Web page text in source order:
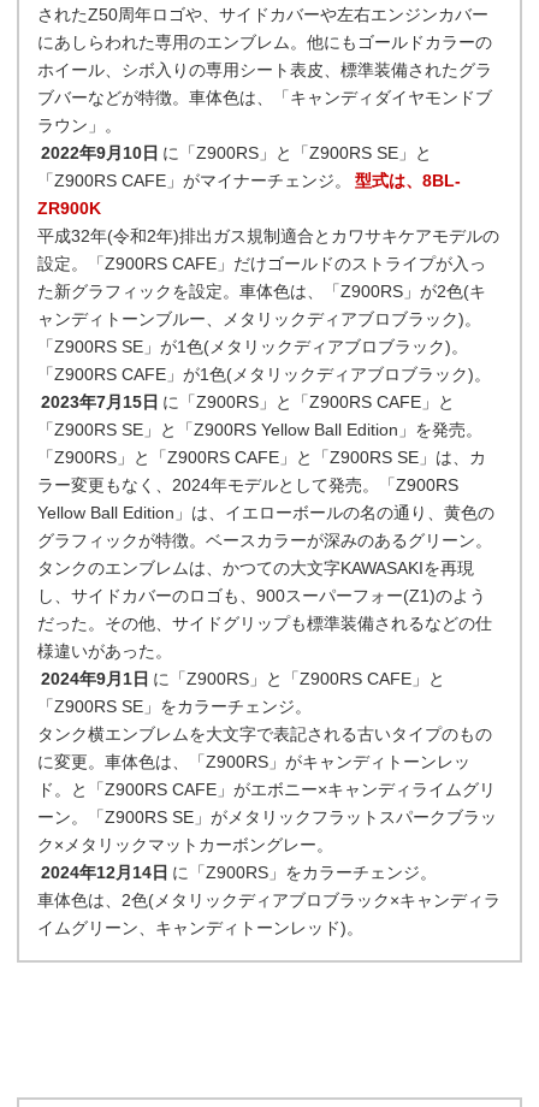
されたZ50周年ロゴや、サイドカバーや左右エンジンカバー
にあしらわれた専用のエンブレム。他にもゴールドカラーの
ホイール、シボ入りの専用シート表皮、標準装備されたグラ
ブバーなどが特徴。車体色は、「キャンディダイヤモンドブ
ラウン」。
2022年9月10日 に「Z900RS」と「Z900RS SE」と
「Z900RS CAFE」がマイナーチェンジ。
型式は、8BL-
ZR900K
平成32年(令和2年)排出ガス規制適合とカワサキケアモデルの
設定。「Z900RS CAFE」だけゴールドのストライプが入っ
た新グラフィックを設定。車体色は、「Z900RS」が2色(キ
ャンディトーンブルー、メタリックディアブロブラック)。
「Z900RS SE」が1色(メタリックディアブロブラック)。
「Z900RS CAFE」が1色(メタリックディアブロブラック)。
2023年7月15日 に「Z900RS」と「Z900RS CAFE」と
「Z900RS SE」と「Z900RS Yellow Ball Edition」を発売。
「Z900RS」と「Z900RS CAFE」と「Z900RS SE」は、カ
ラー変更もなく、2024年モデルとして発売。「Z900RS
Yellow Ball Edition」は、イエローボールの名の通り、黄色の
グラフィックが特徴。ベースカラーが深みのあるグリーン。
タンクのエンブレムは、かつての大文字KAWASAKIを再現
し、サイドカバーのロゴも、900スーパーフォー(Z1)のよう
だった。その他、サイドグリップも標準装備されるなどの仕
様違いがあった。
2024年9月1日 に「Z900RS」と「Z900RS CAFE」と
「Z900RS SE」をカラーチェンジ。
タンク横エンブレムを大文字で表記される古いタイプのもの
に変更。車体色は、「Z900RS」がキャンディトーンレッ
ド。と「Z900RS CAFE」がエボニー×キャンディライムグリ
ーン。「Z900RS SE」がメタリックフラットスパークブラッ
ク×メタリックマットカーボングレー。
2024年12月14日 に「Z900RS」をカラーチェンジ。
車体色は、2色(メタリックディアブロブラック×キャンディラ
イムグリーン、キャンディトーンレッド)。